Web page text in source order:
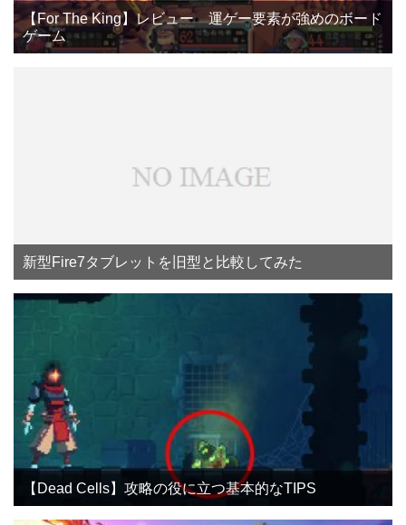
【For The King】レビュー 運ゲー要素が強めのボード
ゲーム
新型Fire7タブレットを旧型と比較してみた
【Dead Cells】攻略の役に立つ基本的なTIPS